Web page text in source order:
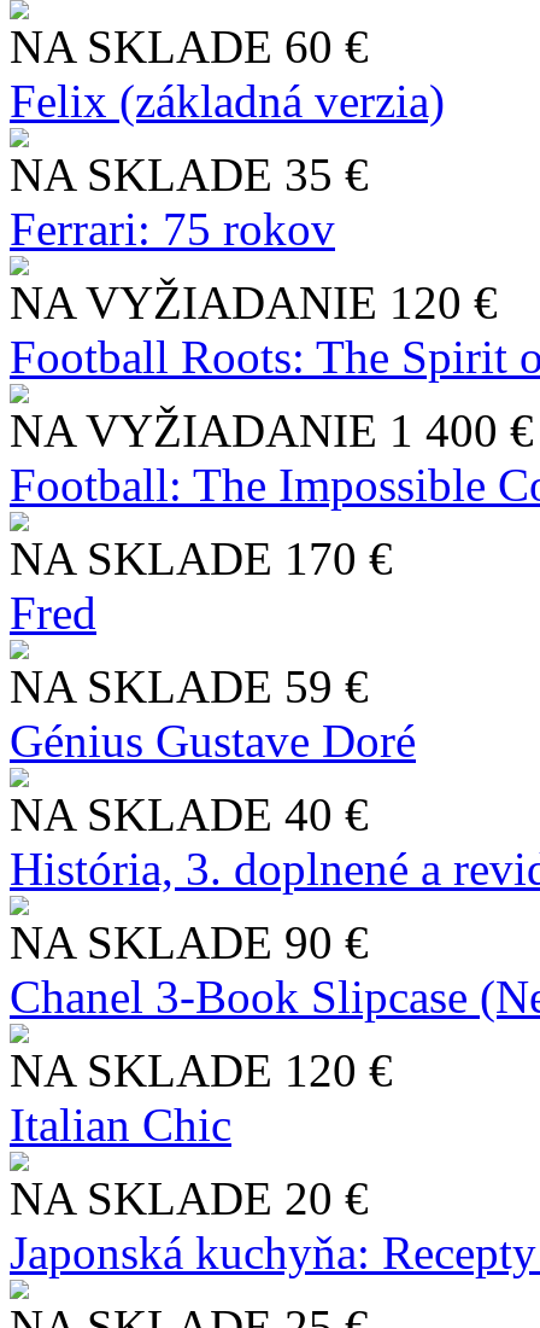
NA SKLADE 60 €
Felix (základná verzia)
NA SKLADE 35 €
Ferrari: 75 rokov
NA VYŽIADANIE 120 €
Football Roots: The Spirit
NA VYŽIADANIE 1 400 €
Football: The Impossible
NA SKLADE 170 €
Fred
NA SKLADE 59 €
Génius Gustave Doré
NA SKLADE 40 €
História, 3. doplnené a
NA SKLADE 90 €
Chanel 3-Book Slipcase
NA SKLADE 120 €
Italian Chic
NA SKLADE 20 €
Japonská kuchyňa: